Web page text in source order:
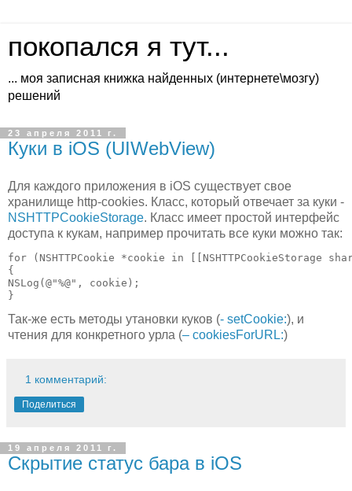
покопался я тут...
... моя записная книжка найденных (интернете\мозгу)
решений
23 апреля 2011 г.
Куки в iOS (UIWebView)
Для каждого приложения в iOS существует свое
хранилище http-cookies. Класс, который отвечает за куки -
NSHTTPCookieStorage. Класс имеет простой интерфейс
доступа к кукам, например прочитать все куки можно так:
for (NSHTTPCookie *cookie in [[NSHTTPCookieStorage
{
NSLog(@"%@", cookie);
}
Так-же есть методы утановки куков (- setCookie:), и
чтения для конкретного урла (– cookiesForURL:)
1 комментарий:
Поделиться
19 апреля 2011 г.
Скрытие статус бара в iOS